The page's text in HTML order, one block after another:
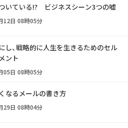
いている!? ビジネスシーン3つの嘘
12日 08時05分
し、戦略的に人生を生きるためのセル
ント
05日 08時05分
なるメールの書き方
29日 08時04分